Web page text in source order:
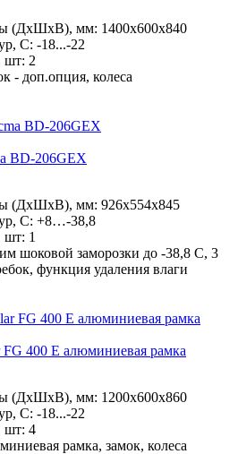
(ДхШхВ), мм: 1400х600х840
C: -18...-22
шт: 2
- доп.опция, колеса
BD-206GEX
(ДхШхВ), мм: 926х554х845
C: +8…-38,8
шт: 1
шоковой заморозки до -38,8 С, 3
функция удаления влаги
400 E алюминиевая рамка
(ДхШхВ), мм: 1200х600х860
C: -18...-22
шт: 4
рамка, замок, колеса